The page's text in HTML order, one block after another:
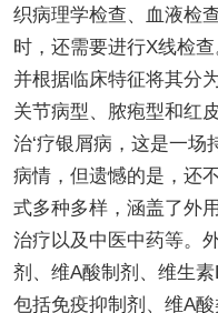
织病理学检查、血液检
时，还需要进行X线检
并根据临床特征将其分
关节病型、脓疱型和红
治‘疗银屑病，这是一场
病情，但遗憾的是，还
式多种多样，涵盖了外
治疗以及中医中药等。
剂、维A酸制剂、维生
包括免疫抑制剂、维A